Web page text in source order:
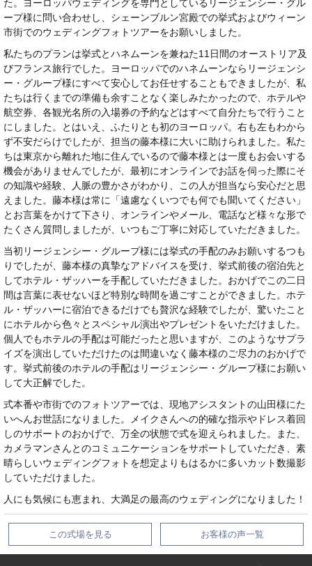
た。ヨーロッパウェディングを専門としているリージェンシー・グル
ープ様に問い合わせし、シェーンブルン宮殿での挙式およびウィーン
市街でのウェディングフォトツアーをお願いしました。
私たちのプランは挙式とハネムーンを兼ねた11日間のオーストリア及
びフランス旅行でした。ヨーロッパでのハネムーンならリージェンシ
ー・グループ様にすべて安心してお任せすることもできましたが、私
たちは行くまでの準備も余すことなく楽しみたかったので、ホテルや
航空券、各観光名所の入場券の予約などはすべて自分たちで行うこと
にしました。とはいえ、ふたりとも初のヨーロッパ。右も左もわから
ず不安だらけでしたが、担当の藤本様に大いに助けられました。私た
ちは東京から離れた地に住んでいるので藤本様とは一度もお会いする
機会がありませんでしたが、最初にオンラインでお話を伺った際にそ
の知識や経験、人脈の豊かさがわかり、この人が担当なら安心だと思
えました。藤本様は常に「遠慮なくいつでも何でも聞いてください」
とお言葉をかけて下さり、オンラインやメール、電話など様々な形で
たくさん質問しましたが、いつもご丁寧に対応していただきました。
当初リージェンシー・グループ様には挙式の手配のみお願いするつも
りでしたが、藤本様の真摯なアドバイスを受け、挙式前後の宿泊先と
してホテル・ザッハーを手配していただきました。おかげでこの二日
間は言葉に表せないほど特別な時間を過ごすことができました。ホテ
ル・ザッハーに宿泊できるだけでも贅沢な経験でしたが、驚いたこと
にホテルから色々とスペシャル演出やプレゼントをいただけました。
個人でもホテルの手配は可能だったと思いますが、このようなサプラ
イズを演出していただけたのは間違いなく藤本様のご尽力のおかげで
す。挙式前後のホテルの手配はリージェンシー・グループ様にお願い
して大正解でした。
式本番や市街でのフォトツアーでは、現地アシスタントの山田様にた
いへんお世話になりました。メイクさんへの的確な指示やドレス着回
しのサポートのおかげで、万全の状態で式を迎えられました。また、
カメラマンさんとのコミュニケーションをサポートしていただき、素
晴らしいウェディングフォトを想定よりもはるかに多いカット数撮影
していただけました。
人にも気候にも恵まれ、大満足の最高のウェディングになりました！
この式場を見る お客様の声一覧